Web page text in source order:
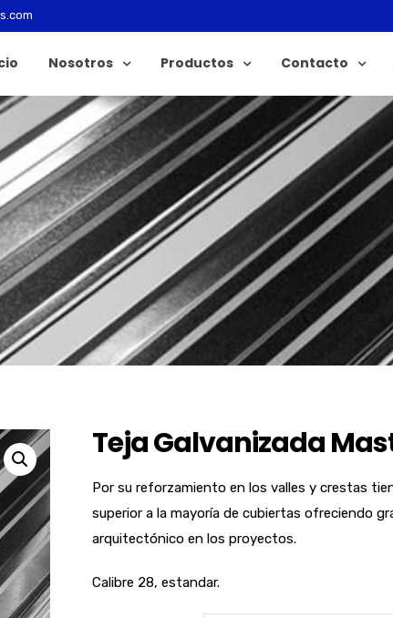
Nosotros Productos Contacto
Teja Galvanizada
Por su reforzamiento en los valles y crestas
superior a la mayoría de cubiertas ofreciendo
arquitectónico en los proyectos.
Calibre 28, estandar.